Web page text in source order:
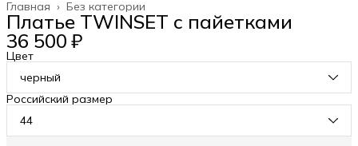
Без категории
Главная ›
Платье TWINSET с пайетками
36 500 ₽
Цвет
черный
Российский размер
44